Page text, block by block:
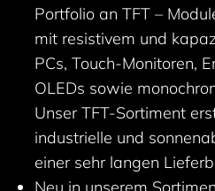
Portfolio an TFT –
mit resistivem und
PCs, Touch-Monitoren,
OLEDs sowie
Unser TFT-Sortiment
industrielle und
einer sehr langen
Neu in unserem